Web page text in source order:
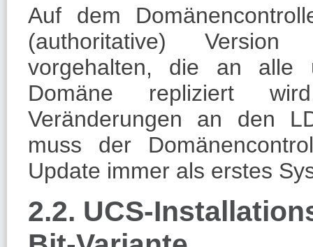
Auf dem
(authoritative) Version
vorgehalten, die an alle
Domäne repliziert
Veränderungen an den
muss der
Update immer als erstes
2.2. UCS-